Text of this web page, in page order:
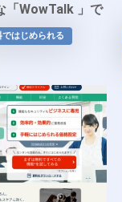
「WowTalk 」で
企業、外国籍
方改革を促
はじめられる